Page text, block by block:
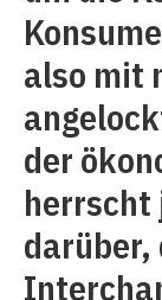
also mit
der
herrscht